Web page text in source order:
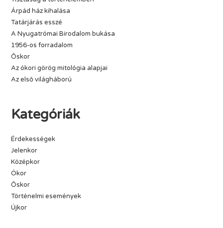
Árpád ház kihalása
Tatárjárás esszé
A Nyugatrómai Birodalom bukása
1956-os forradalom
Őskor
Az ókori görög mitológia alapjai
Az első világháború
Kategóriák
Érdekességek
Jelenkor
Középkor
Ókor
Őskor
Történelmi események
Újkor